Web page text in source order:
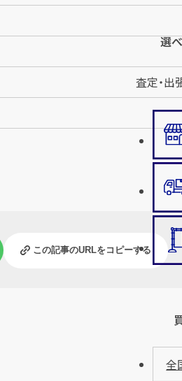
この記事のURLをコピーする
選
査定・
全